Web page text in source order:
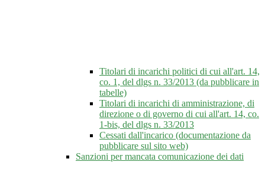
Titolari di incarichi politici di cui all'art. 14,
co. 1, del dlgs n. 33/2013 (da pubblicare in
tabelle)
Titolari di incarichi di amministrazione, di
direzione o di governo di cui all'art. 14, co.
1-bis, del dlgs n. 33/2013
Cessati dall'incarico (documentazione da
pubblicare sul sito web)
Sanzioni per mancata comunicazione dei dati